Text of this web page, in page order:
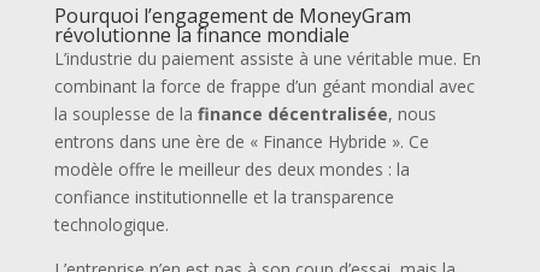
Pourquoi l’engagement de MoneyGram
révolutionne la finance mondiale
L’industrie du paiement assiste à une véritable mue. En
combinant la force de frappe d’un géant mondial avec
la souplesse de la finance décentralisée, nous
entrons dans une ère de « Finance Hybride ». Ce
modèle offre le meilleur des deux mondes : la
confiance institutionnelle et la transparence
technologique.